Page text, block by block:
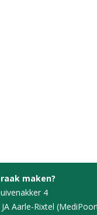
maken?
4
Aarle-Rixtel